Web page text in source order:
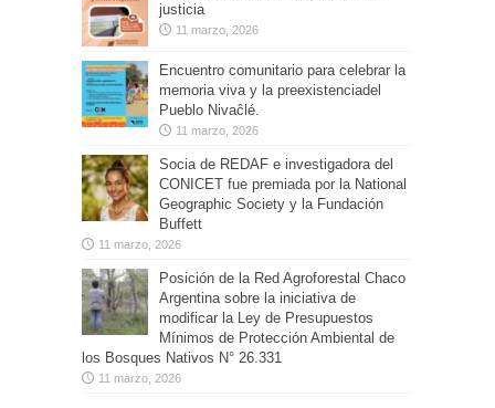
justicia
11 marzo, 2026
Encuentro comunitario para celebrar la
memoria viva y la preexistenciadel
Pueblo Nivaĉlé.
11 marzo, 2026
Socia de REDAF e investigadora del
CONICET fue premiada por la National
Geographic Society y la Fundación
Buffett
11 marzo, 2026
Posición de la Red Agroforestal Chaco
Argentina sobre la iniciativa de
modificar la Ley de Presupuestos
Mínimos de Protección Ambiental de
los Bosques Nativos N° 26.331
11 marzo, 2026